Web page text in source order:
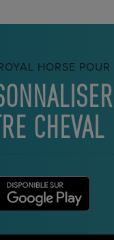
HORSE POUR
CHEVAL